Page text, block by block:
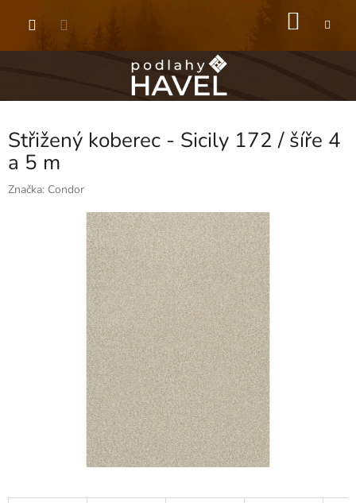
Střižený koberec - Sicily 172 / šíře 4
a 5 m
Značka: Condor